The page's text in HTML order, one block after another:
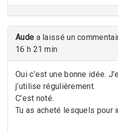
Aude a laissé un
16 h 21 min
Oui c’est une bonne idée.
j’utilise régulièrement.
C’est noté.
Tu as acheté lesquels pour